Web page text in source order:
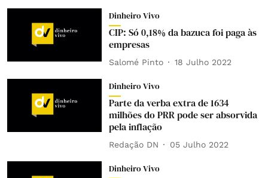
Dinheiro Vivo
CIP: Só 0,18% da bazuca foi paga às
empresas
Salomé Pinto 18 Julho 2022
Dinheiro Vivo
Parte da verba extra de 1634
milhões do PRR pode ser absorvida
pela inflação
Redação DN 05 Julho 2022
Dinheiro Vivo